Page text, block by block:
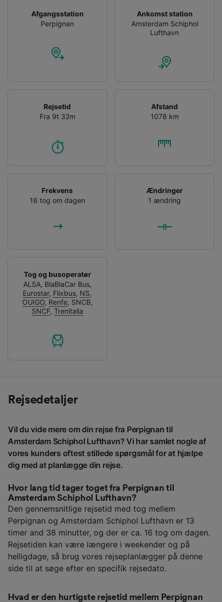
Afgangsstation
Perpignan
Ankomst station
Amsterdam Schiphol
Lufthavn
Rejsetid
Fra 9t 32m
Afstand
1078 km
Frekvens
16 tog om dagen
Ændringer
1 ændring
Tog og busoperatør
ALSA, BlaBlaCar Bus,
Eurostar, Flixbus, NS,
OUIGO, Renfe, SNCB,
SNCF, Trenitalia
Rejsedetaljer
Vil du vide mere om din rejse fra Perpignan til
Amsterdam Schiphol Lufthavn? Vi har samlet nogle af
vores kunders oftest stillede spørgsmål for at hjælpe
dig med at planlægge din rejse.
Hvor lang tid tager toget fra Perpignan til
Amsterdam Schiphol Lufthavn?
Den gennemsnitlige rejsetid med tog mellem
Perpignan og Amsterdam Schiphol Lufthavn er 13
timer and 38 minutter, og der er ca. 16 tog om dagen.
Rejsetiden kan være længere i weekender og på
helligdage, så brug vores rejseplanlægger på denne
side til at søge efter en specifik rejsedato.
Hvad er den hurtigste rejsetid mellem Perpignan
enhed. Tilpasset annoncering og indhold,
annoncerings- og indholdsmåling,
målgruppeundersøgelser og udvikling af
Liste over partnere (leverandører)